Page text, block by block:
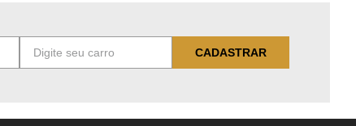
CADASTRAR